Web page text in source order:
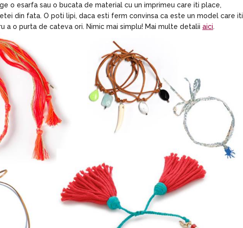
o esarfa sau o bucata de material cu un imprimeu care iti place,
din fata. O poti lipi, daca esti ferm convinsa ca este un model care iti
a o purta de cateva ori. Nimic mai simplu! Mai multe detalii aici.